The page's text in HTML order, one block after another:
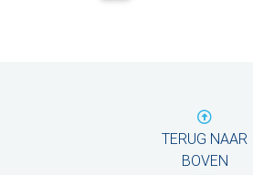
TERUG NAAR
BOVEN